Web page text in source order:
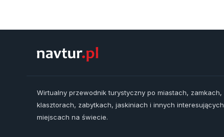
Wirtualny przewodnik turystyczny po miastach, zamkach,
klasztorach, zabytkach, jaskiniach i innych interesujących
miejscach na świecie.